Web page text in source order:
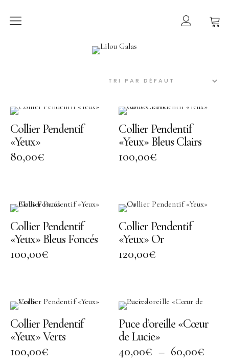
LILOU GALASCollection
Ex-voto
Sur le Fil
Torsade
Bijoux
Collier
Bracelet
Bague
Portrait en Papiers découpés
Assiette
Coupelle
Encensoir
Collier Pendentif
«Yeux»
80,00€
Collier Pendentif
«Yeux» Bleus Clairs
100,00€
Collier Pendentif
«Yeux» Bleus Foncés
100,00€
Collier Pendentif
«Yeux» Or
120,00€
Collier Pendentif
«Yeux» Verts
100,00€
Puce d’oreille «Cœur
de Lucie»
40,00€ – 60,00€